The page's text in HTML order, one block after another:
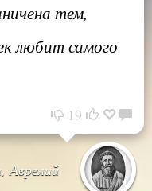
тем,
любит самого
19
Аврелий